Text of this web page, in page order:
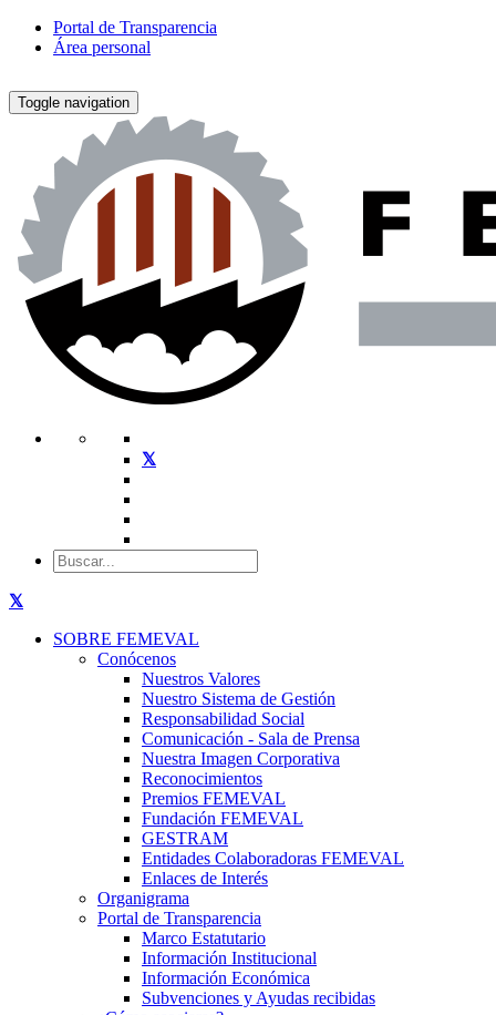
Portal de Transparencia
Área personal
Toggle navigation
SOBRE FEMEVAL
Conócenos
Nuestros Valores
Nuestro Sistema de Gestión
Responsabilidad Social
Comunicación - Sala de Prensa
Nuestra Imagen Corporativa
Reconocimientos
Premios FEMEVAL
Fundación FEMEVAL
GESTRAM
Entidades Colaboradoras FEMEVAL
Enlaces de Interés
Organigrama
Portal de Transparencia
Marco Estatutario
Información Institucional
Información Económica
Subvenciones y Ayudas recibidas